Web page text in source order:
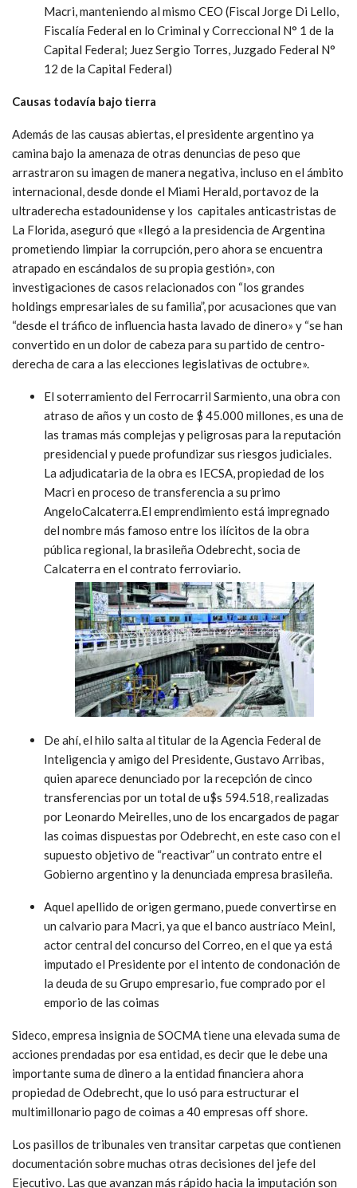
Macri, manteniendo al mismo CEO (Fiscal Jorge Di Lello,
Fiscalía Federal en lo Criminal y Correccional N° 1 de la
Capital Federal; Juez Sergio Torres, Juzgado Federal N°
12 de la Capital Federal)
Causas todavía bajo tierra
Además de las causas abiertas, el presidente argentino ya
camina bajo la amenaza de otras denuncias de peso que
arrastraron su imagen de manera negativa, incluso en el ámbito
internacional, desde donde el Miami Herald, portavoz de la
ultraderecha estadounidense y los capitales anticastristas de
La Florida, aseguró que «llegó a la presidencia de Argentina
prometiendo limpiar la corrupción, pero ahora se encuentra
atrapado en escándalos de su propia gestión», con
investigaciones de casos relacionados con “los grandes
holdings empresariales de su familia”, por acusaciones que van
“desde el tráfico de influencia hasta lavado de dinero» y “se han
convertido en un dolor de cabeza para su partido de centro-
derecha de cara a las elecciones legislativas de octubre».
El soterramiento del Ferrocarril Sarmiento, una obra con
atraso de años y un costo de $ 45.000 millones, es una de
las tramas más complejas y peligrosas para la reputación
presidencial y puede profundizar sus riesgos judiciales.
La adjudicataria de la obra es IECSA, propiedad de los
Macri en proceso de transferencia a su primo
AngeloCalcaterra.El emprendimiento está impregnado
del nombre más famoso entre los ilícitos de la obra
pública regional, la brasileña Odebrecht, socia de
Calcaterra en el contrato ferroviario.
De ahí, el hilo salta al titular de la Agencia Federal de
Inteligencia y amigo del Presidente, Gustavo Arribas,
quien aparece denunciado por la recepción de cinco
transferencias por un total de u$s 594.518, realizadas
por Leonardo Meirelles, uno de los encargados de pagar
las coimas dispuestas por Odebrecht, en este caso con el
supuesto objetivo de “reactivar” un contrato entre el
Gobierno argentino y la denunciada empresa brasileña.
Aquel apellido de origen germano, puede convertirse en
un calvario para Macri, ya que el banco austríaco Meinl,
actor central del concurso del Correo, en el que ya está
imputado el Presidente por el intento de condonación de
la deuda de su Grupo empresario, fue comprado por el
emporio de las coimas
Sideco, empresa insignia de SOCMA tiene una elevada suma de
acciones prendadas por esa entidad, es decir que le debe una
importante suma de dinero a la entidad financiera ahora
propiedad de Odebrecht, que lo usó para estructurar el
multimillonario pago de coimas a 40 empresas off shore.
Los pasillos de tribunales ven transitar carpetas que contienen
documentación sobre muchas otras decisiones del jefe del
Ejecutivo. Las que avanzan más rápido hacia la imputación son